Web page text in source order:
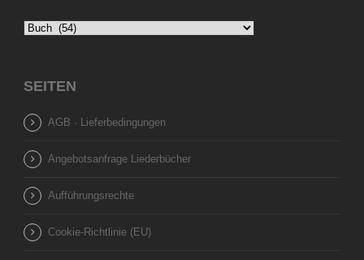
SEITEN
AGB · Lieferbedingungen
Angebotsanfrage Liederbücher
Aufführungsrechte
Cookie-Richtlinie (EU)